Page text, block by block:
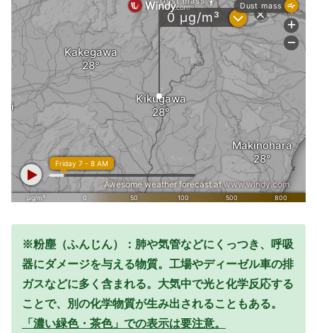
※粉塵（ふんじん）：肺や気管などにくっつき、呼吸
器にダメージを与える物質。工場やディーゼル車の排
ガスなどに多く含まれる。大気中で光と化学反応する
ことで、別の化学物質が生み出されることもある。
「濃い緑色・茶色」での表示は要注意。